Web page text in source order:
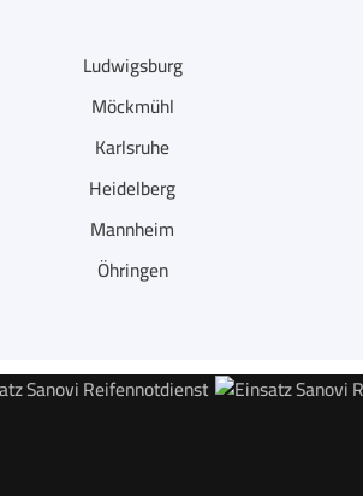
Ludwigsburg
Möckmühl
Karlsruhe
Heidelberg
Mannheim
Öhringen